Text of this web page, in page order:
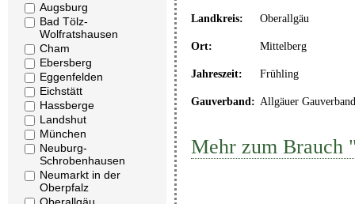
Augsburg
Bad Tölz-
Wolfratshausen
Cham
Ebersberg
Eggenfelden
Eichstätt
Hassberge
Landshut
München
Neuburg-
Schrobenhausen
Neumarkt in der
Oberpfalz
Landkreis: Oberallgäu
Ort: Mittelberg
Jahreszeit: Frühling
Gauverband: Allgäuer Gauverband
Mehr zum Brauch